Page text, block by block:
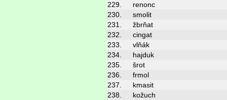
229.
renonc
230.
smolit
231.
žbrňat
232.
cingat
233.
vlňák
234.
hajduk
235.
šrot
236.
frmol
237.
kmasit
238.
kožuch